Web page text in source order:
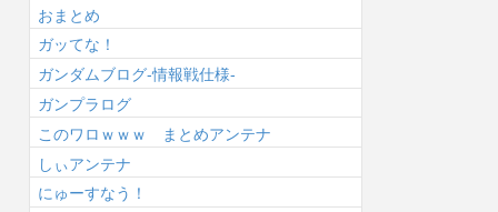
おまとめ
ガッてな！
ガンダムブログ-情報戦仕様-
ガンプラログ
このワロｗｗｗ まとめアンテナ
しぃアンテナ
にゅーすなう！